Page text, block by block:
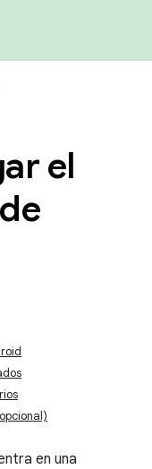
el
en una